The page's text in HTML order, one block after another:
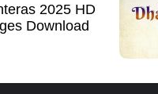
2025 HD
Download